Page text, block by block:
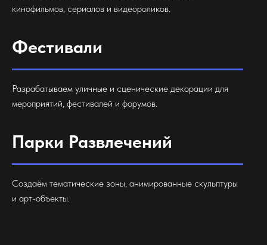
кинофильмов, сериалов и видеороликов.
Фестивали
Разрабатываем уличные и сценические декорации для
мероприятий, фестивалей и форумов.
Парки Развлечений
Создаём тематические зоны, анимированные скульптуры
и арт-объекты.